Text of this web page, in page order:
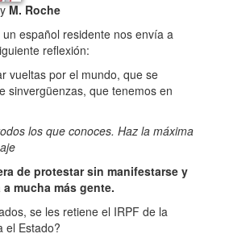
M. Roche
español residente nos envía a
reflexión:
vueltas por el mundo, que se
sinvergüenzas, que tenemos en
los que conoces. Haz la máxima
de protestar sin manifestarse y
a mucha más gente.
se les retiene el IRPF de la
el Estado?